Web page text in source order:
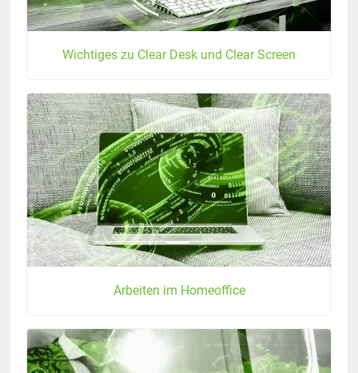
Wichtiges zu Clear Desk und Clear Screen
Arbeiten im Homeoffice